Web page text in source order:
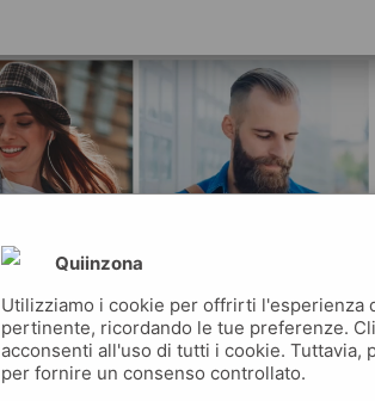
Quiinzona
Utilizziamo i cookie per offrirti l'esperienza
pertinente, ricordando le tue preferenze.
acconsenti all'uso di tutti i cookie. Tuttavia,
per fornire un consenso controllato.